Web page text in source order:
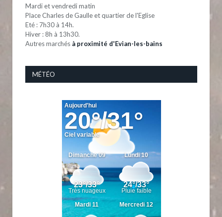
Mardi et vendredi matin
Place Charles de Gaulle et quartier de l'Eglise
Eté : 7h30 à 14h.
Hiver : 8h à 13h30.
Autres marchés à proximité d'Evian-les-bains
MÉTÉO